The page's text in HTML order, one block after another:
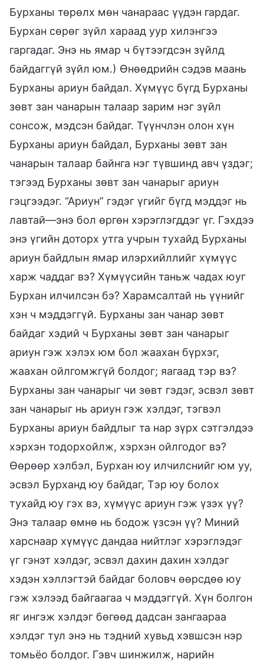
Бурханы төрөлх мөн чанараас үүдэн гардаг.
Бурхан сөрөг зүйл хараад уур хилэнгээ
гаргадаг. Энэ нь ямар ч бүтээгдсэн зүйлд
байдаггүй зүйл юм.) Өнөөдрийн сэдэв маань
Бурханы ариун байдал. Хүмүүс бүгд Бурханы
зөвт зан чанарын талаар зарим нэг зүйл
сонсож, мэдсэн байдаг. Түүнчлэн олон хүн
Бурханы ариун байдал, Бурханы зөвт зан
чанарын талаар байнга нэг түвшинд авч үздэг;
тэгээд Бурханы зөвт зан чанарыг ариун
гэцгээдэг. “Ариун” гэдэг үгийг бүгд мэддэг нь
лавтай—энэ бол өргөн хэрэглэгддэг үг. Гэхдээ
энэ үгийн доторх утга учрын тухайд Бурханы
ариун байдлын ямар илэрхийллийг хүмүүс
харж чаддаг вэ? Хүмүүсийн таньж чадах юуг
Бурхан илчилсэн бэ? Харамсалтай нь үүнийг
хэн ч мэддэггүй. Бурханы зан чанар зөвт
байдаг хэдий ч Бурханы зөвт зан чанарыг
ариун гэж хэлэх юм бол жаахан бүрхэг,
жаахан ойлгомжгүй болдог; яагаад тэр вэ?
Бурханы зан чанарыг чи зөвт гэдэг, эсвэл зөвт
зан чанарыг нь ариун гэж хэлдэг, тэгвэл
Бурханы ариун байдлыг та нар зүрх сэтгэлдээ
хэрхэн тодорхойлж, хэрхэн ойлгодог вэ?
Өөрөөр хэлбэл, Бурхан юу илчилснийг юм уу,
эсвэл Бурханд юу байдаг, Тэр юу болох
тухайд юу гэх вэ, хүмүүс ариун гэж үзэх үү?
Энэ талаар өмнө нь бодож үзсэн үү? Миний
харснаар хүмүүс дандаа нийтлэг хэрэглэдэг
үг гэнэт хэлдэг, эсвэл дахин дахин хэлдэг
хэдэн хэллэгтэй байдаг боловч өөрсдөө юу
гэж хэлээд байгаагаа ч мэддэггүй. Хүн болгон
яг ингэж хэлдэг бөгөөд дадсан зангаараа
хэлдэг тул энэ нь тэдний хувьд хэвшсэн нэр
томьёо болдог. Гэвч шинжилж, нарийн